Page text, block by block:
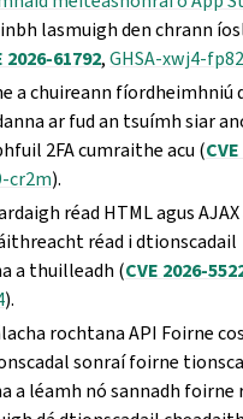
lasmuigh den chrann
2026-61792,GHSA-xwj4-
a chuireann fíordheimhniú
ar fud an tsuímh siar
2FA cumraithe acu (
cr2m).
réad HTML agus
réad i dtionscadail
a thuilleadh (CVE 2026-
).
rochtana API Foirne
sonraí foirne
a léamh nó sannadh foirne